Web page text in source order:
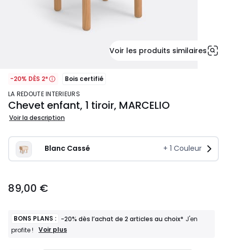
Voir les produits similaires
-20% DÈS 2*
Bois certifié
LA REDOUTE INTERIEURS
Chevet enfant, 1 tiroir, MARCELIO
Voir la description
Blanc Cassé + 1 Couleur
€.
89,00 €
BONS PLANS : -20% dès l’achat de 2 articles au choix* J'en
profite !
BONS
Voir plus